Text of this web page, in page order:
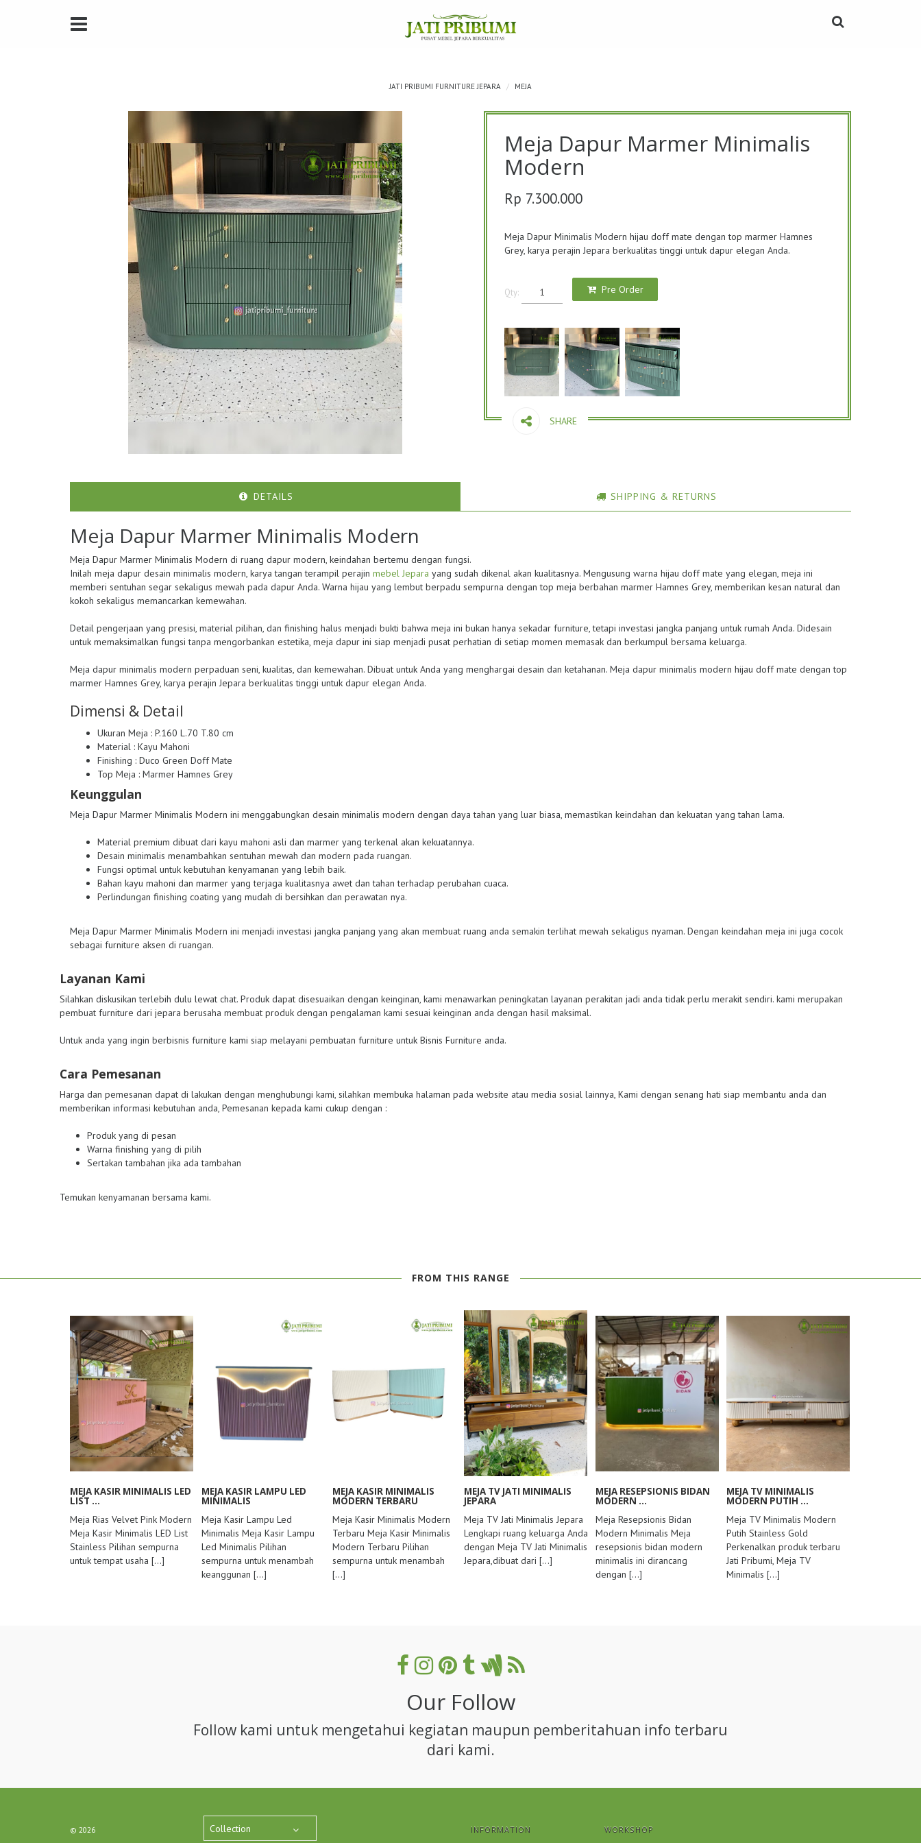
Toggle Navbar
JATI PRIBUMI FURNITURE JEPARA MEJA
Meja Dapur Marmer Minimalis
Modern
Rp 7.300.000
Meja Dapur Minimalis Modern hijau doff mate dengan top marmer Hamnes
Grey, karya perajin Jepara berkualitas tinggi untuk dapur elegan Anda.
Qty: Pre Order
SHARE
DETAILS SHIPPING & RETURNS
Meja Dapur Marmer Minimalis Modern
Meja Dapur Marmer Minimalis Modern di ruang dapur modern, keindahan bertemu dengan fungsi.
Inilah meja dapur desain minimalis modern, karya tangan terampil perajin mebel Jepara yang sudah dikenal akan kualitasnya. Mengusung warna hijau doff mate yang elegan, meja ini
memberi sentuhan segar sekaligus mewah pada dapur Anda. Warna hijau yang lembut berpadu sempurna dengan top meja berbahan marmer Hamnes Grey, memberikan kesan natural dan
kokoh sekaligus memancarkan kemewahan.
Detail pengerjaan yang presisi, material pilihan, dan finishing halus menjadi bukti bahwa meja ini bukan hanya sekadar furniture, tetapi investasi jangka panjang untuk rumah Anda. Didesain
untuk memaksimalkan fungsi tanpa mengorbankan estetika, meja dapur ini siap menjadi pusat perhatian di setiap momen memasak dan berkumpul bersama keluarga.
Meja dapur minimalis modern perpaduan seni, kualitas, dan kemewahan. Dibuat untuk Anda yang menghargai desain dan ketahanan. Meja dapur minimalis modern hijau doff mate dengan top
marmer Hamnes Grey, karya perajin Jepara berkualitas tinggi untuk dapur elegan Anda.
Dimensi & Detail
Ukuran Meja : P.160 L.70 T.80 cm
Material : Kayu Mahoni
Finishing : Duco Green Doff Mate
Top Meja : Marmer Hamnes Grey
Keunggulan
Meja Dapur Marmer Minimalis Modern ini menggabungkan desain minimalis modern dengan daya tahan yang luar biasa, memastikan keindahan dan kekuatan yang tahan lama.
Material premium dibuat dari kayu mahoni asli dan marmer yang terkenal akan kekuatannya.
Desain minimalis menambahkan sentuhan mewah dan modern pada ruangan.
Fungsi optimal untuk kebutuhan kenyamanan yang lebih baik.
Bahan kayu mahoni dan marmer yang terjaga kualitasnya awet dan tahan terhadap perubahan cuaca.
Perlindungan finishing coating yang mudah di bersihkan dan perawatan nya.
Meja Dapur Marmer Minimalis Modern ini menjadi investasi jangka panjang yang akan membuat ruang anda semakin terlihat mewah sekaligus nyaman. Dengan keindahan meja ini juga cocok
sebagai furniture aksen di ruangan.
Layanan Kami
Silahkan diskusikan terlebih dulu lewat chat. Produk dapat disesuaikan dengan keinginan, kami menawarkan peningkatan layanan perakitan jadi anda tidak perlu merakit sendiri. kami merupakan
pembuat furniture dari jepara berusaha membuat produk dengan pengalaman kami sesuai keinginan anda dengan hasil maksimal.
Untuk anda yang ingin berbisnis furniture kami siap melayani pembuatan furniture untuk Bisnis Furniture anda.
Cara Pemesanan
Harga dan pemesanan dapat di lakukan dengan menghubungi kami, silahkan membuka halaman pada website atau media sosial lainnya, Kami dengan senang hati siap membantu anda dan
memberikan informasi kebutuhan anda, Pemesanan kepada kami cukup dengan :
Produk yang di pesan
Warna finishing yang di pilih
Sertakan tambahan jika ada tambahan
Temukan kenyamanan bersama kami.
FROM THIS RANGE
MEJA KASIR MINIMALIS LED
LIST ...
Meja Rias Velvet Pink Modern
Meja Kasir Minimalis LED List
Stainless Pilihan sempurna
untuk tempat usaha[...]
MEJA KASIR LAMPU LED
MINIMALIS
Meja Kasir Lampu Led
Minimalis Meja Kasir Lampu
Led Minimalis Pilihan
sempurna untuk menambah
keanggunan [...]
MEJA KASIR MINIMALIS
MODERN TERBARU
Meja Kasir Minimalis Modern
Terbaru Meja Kasir Minimalis
Modern Terbaru Pilihan
sempurna untuk menambah
[...]
MEJA TV JATI MINIMALIS
JEPARA
Meja TV Jati Minimalis Jepara
Lengkapi ruang keluarga Anda
dengan Meja TV Jati Minimalis
Jepara,dibuat dari [...]
MEJA RESEPSIONIS BIDAN
MODERN ...
Meja Resepsionis Bidan
Modern Minimalis Meja
resepsionis bidan modern
minimalis ini dirancang
dengan [...]
MEJA TV MINIMALIS
MODERN PUTIH ...
Meja TV Minimalis Modern
Putih Stainless Gold
Perkenalkan produk terbaru
Jati Pribumi, Meja TV
Minimalis[...]
Our Follow
Follow kami untuk mengetahui kegiatan maupun pemberitahuan info terbaru
dari kami.
Collection INFORMATION WORKSHOP
© 2026